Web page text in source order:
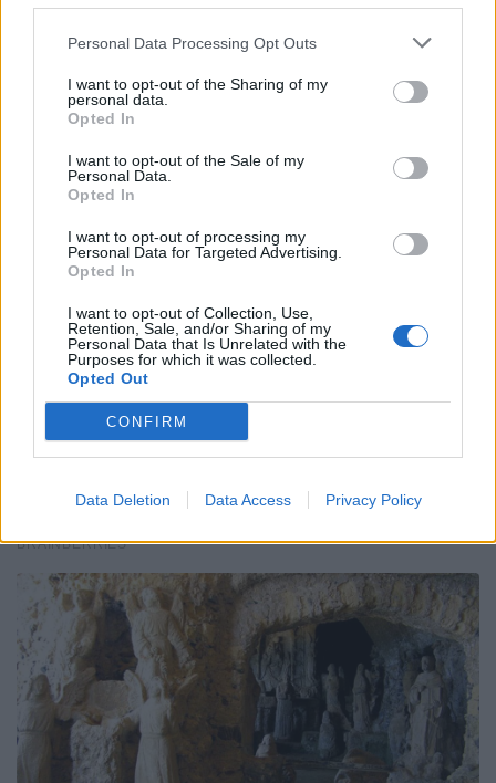
Personal Data Processing Opt Outs
I want to opt-out of the Sharing of my
personal data.
Opted In
I want to opt-out of the Sale of my
Personal Data.
Opted In
I want to opt-out of processing my
Personal Data for Targeted Advertising.
Opted In
I want to opt-out of Collection, Use,
Retention, Sale, and/or Sharing of my
Personal Data that Is Unrelated with the
Purposes for which it was collected.
Opted Out
CONFIRM
Data Deletion Data Access Privacy Policy